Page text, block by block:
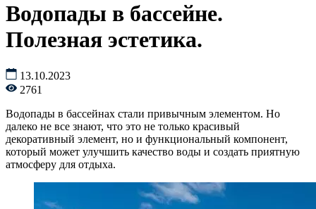
Водопады в бассейне.
Полезная эстетика.
13.10.2023
2761
Водопады в бассейнах стали привычным элементом. Но
далеко не все знают, что это не только красивый
декоративный элемент, но и функциональный компонент,
который может улучшить качество воды и создать приятную
атмосферу для отдыха.